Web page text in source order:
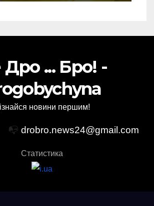
... Бро! -
новини першим!
📭 drobro.news24@gmail.com
Статистика